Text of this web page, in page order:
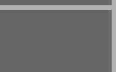
הסערה שלי ... 20